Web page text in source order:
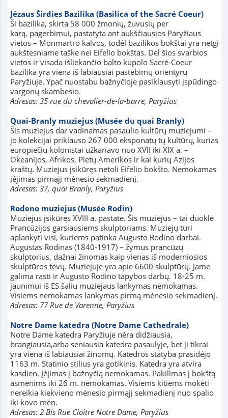
Jėzaus Širdies Bazilika (Basilica of the Sacré Coeur)
Ši bazilika, skirta 58 000 žmonių, žuvusių per
karą, pagerbimui, pastatyta ant aukščiausios Paryžiaus
vietos – Monmartro kalvos, todėl bazilikos bokštai yra netgi
aukštesniame taške nei Eifelio bokštas. Dėl šios svarbios
vietos ir visada išliekančio balto kupolo Sacré-Coeur
bazilika yra viena iš labiausiai pastebimų orientyrų
Paryžiuje. Ypač nuostabu bažnyčioje pasiklausyti įspūdingo
vargonų skambesio.
Adresas: 35 rue du chevalier-de-la-barre, Paryžius
Quai-Branly muziejus (Musée du quai Branly)
Šis muziejus dar vadinamas pasaulio kultūrų muziejumi –
jo kolekcijai priklauso 267 000 eksponatų tų kultūrų, kurias
europiečių kolonistai užkariavo nuo XVII iki XIX a. –
Okeanijos, Afrikos, Pietų Amerikos ir kai kurių Azijos
kraštų. Muziejus įsikūręs netoli Eifelio bokšto. Nemokamas
įėjimas pirmąjį mėnesio sekmadienį.
Adresas: 37, quai Branly, Paryžius
Rodeno muziejus (Musée Rodin)
Muziejus įsikūręs XVIII a. pastate. Šis muziejus – tai duoklė
Prancūzijos garsiausiems skulptoriams. Muziejų turi
aplankyti visi, kuriems patinka Augusto Rodino darbai.
Augustas Rodinas (1840-1917) – žymus prancūzų
skulptorius, dažnai žinomas kaip vienas iš moderniosios
skulptūros tėvų. Muziejuje yra apie 6600 skulptūrų. Jame
galima rasti ir Augusto Rodino tapybos darbų. 18-25 m.
jaunimui iš ES šalių muziejaus lankymas nemokamas.
Visiems nemokamas lankymas pirmą mėnesio sekmadienį.
Adresas: 77 Rue de Varenne, Paryžius
Notre Dame katedra (Notre Dame Cathedrale)
Notre Dame katedra Paryžiuje nėra didžiausia,
brangiausia,arba seniausia katedra pasaulyje, bet ji tikrai
yra viena iš labiausiai žinomų. Katedros statyba prasidėjo
1163 m. Statinio stilius yra gotikinis. Katedra yra atvira
kasdien. Įėjimas į bažnyčią nemokamas. Pakilimas į bokštą
asmenims iki 26 m. nemokamas. Visiems kitiems mokėti
nereikia kiekvieno mėnesio pirmąjį sekmadienį nuo spalio
iki kovo mėn.
Adresas: 2 Bis Rue Cloître Notre Dame, Paryžius